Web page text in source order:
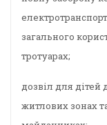
загального
тротуарах;
дозвіл для дітей
житлових зонах